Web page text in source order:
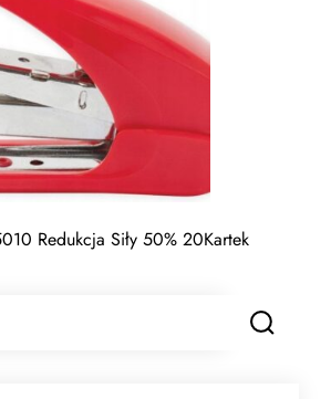
Redukcja Siły 50% 20Kartek